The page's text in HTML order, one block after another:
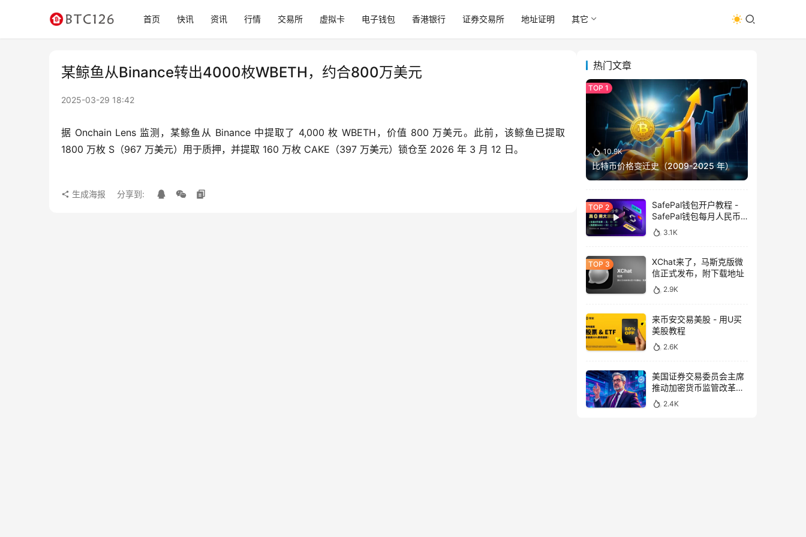
首页 快讯 资讯 行情 交易所 虚拟卡 电子钱包 香港银行 证券交易所 地址证明 其它
某鲸鱼从Binance转出4000枚WBETH，约合800万美元
2025-03-29 18:42
据 Onchain Lens 监测，某鲸鱼从 Binance 中提取了 4,000 枚 WBETH，价值 800 万美元。此前，该鲸鱼已提取
1800 万枚 S（967 万美元）用于质押，并提取 160 万枚 CAKE（397 万美元）锁仓至 2026 年 3 月 12 日。
生成海报 分享到:
热门文章
10.9K
比特币价格变迁史（2009-2025 年）
SafePal钱包开户教程 -
SafePal钱包每月人民币
消费前666U享受汇损补
贴
3.1K
XChat来了，马斯克版微
信正式发布，附下载地址
2.9K
来币安交易美股 - 用U买
美股教程
2.6K
美国证券交易委员会主席
推动加密货币监管改革，
力求未来验证
2.4K